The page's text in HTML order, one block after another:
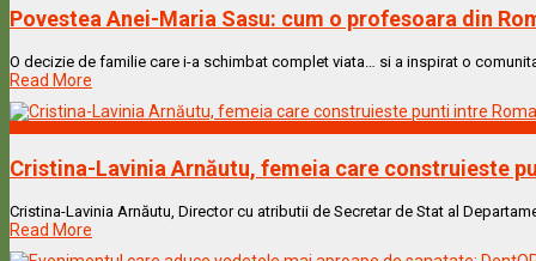
Povestea Anei-Maria Sasu: cum o profesoara din
O decizie de familie care i-a schimbat complet viata… si a inspirat o
Read More
Cristina-Lavinia Arnăutu, femeia care construieste
Cristina-Lavinia Arnăutu, Director cu atributii de Secretar de Stat al
Read More